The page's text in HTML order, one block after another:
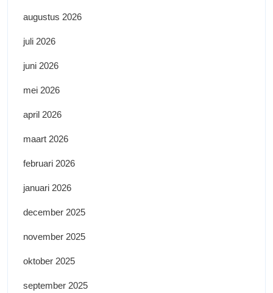
augustus 2026
juli 2026
juni 2026
mei 2026
april 2026
maart 2026
februari 2026
januari 2026
december 2025
november 2025
oktober 2025
september 2025